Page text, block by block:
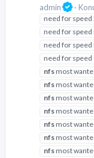
admin
need for speed
need for
need for
need for speed
nfsmost
nfsmost
nfsmost
nfsmost
nfsmost
nfsmost
nfsmost